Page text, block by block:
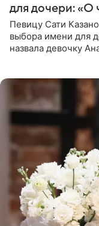
для дочери: «О
Певицу Сати
выбора имени для
назвала девочку